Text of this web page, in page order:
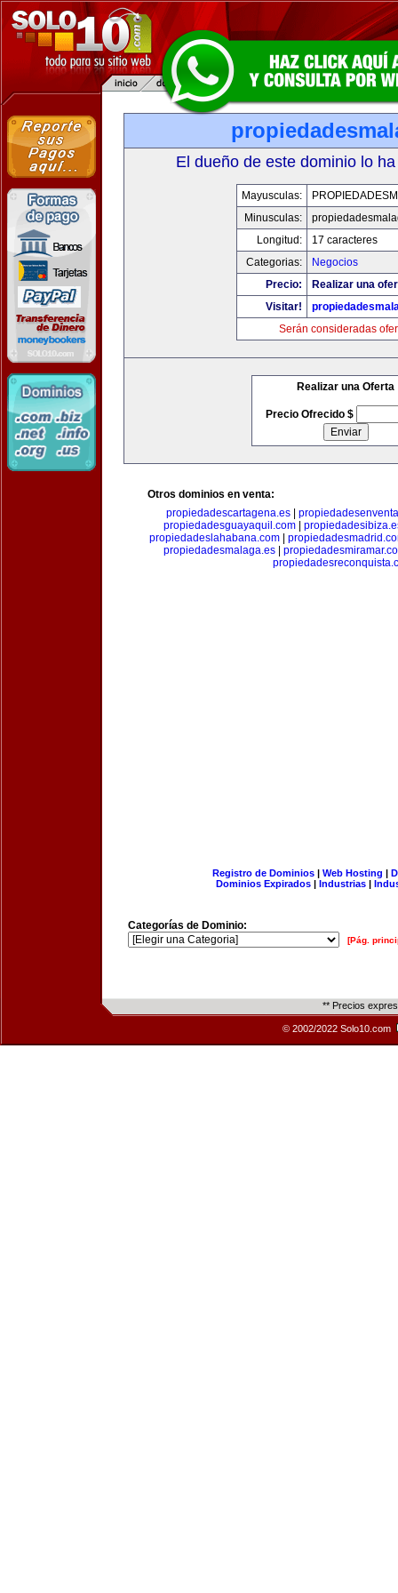
El dueño de este dominio lo
Mayusculas:
Minusculas:
Longitud:
17 caracteres
Categorias:
Negocios
Precio:
Realizar una
Visitar!
Serán consideradas
Realizar una Oferta
Precio Ofrecido $
Otros dominios en venta:
propiedadescartagena.es|
propiedadesguayaquil.com
propiedadeslahabana.com|
propiedadesmalaga.es|
Registro de Dominios| Web Hosting |
Dominios Expirados | Industrias |
Categorías de Dominio:
[Pág.
** Precios
© 2002/2022 Solo10.com